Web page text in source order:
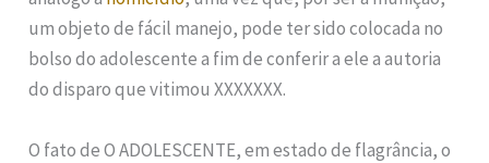
um objeto de fácil manejo, pode ter sido colocada no
bolso do adolescente a fim de conferir a ele a autoria
do disparo que vitimou XXXXXXX.
O fato de O ADOLESCENTE, em estado de flagrância, o